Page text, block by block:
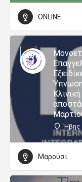
ONLINE
Ήβης
Μαρούσι